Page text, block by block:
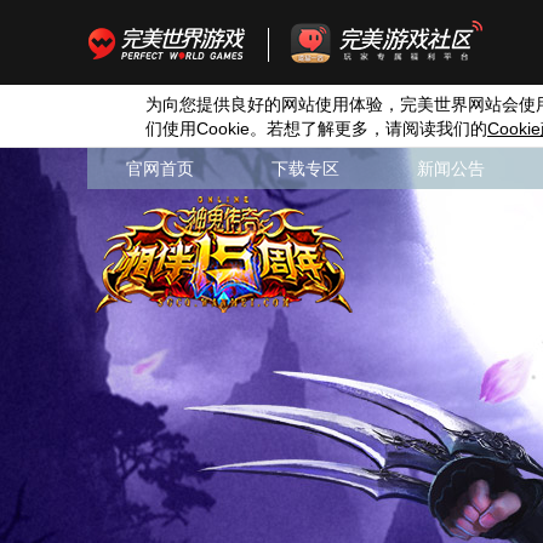
为向您提供良好的网站使用体验，完美世界网站会使
们使用Cookie。若想了解更多，请阅读我们的Cookie
官网首页 下载专区 新闻公告